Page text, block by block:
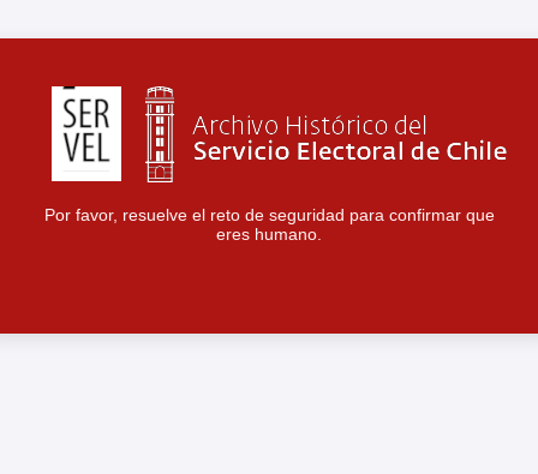
Por favor, resuelve el reto de seguridad para confirmar que
eres humano.